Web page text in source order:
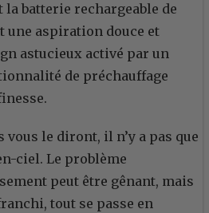
la batterie rechargeable de
une aspiration douce et
astucieux activé par un
de préchauffage
le diront, il n’y a pas que
ciel. Le problème
peut être gênant, mais
tout se passe en